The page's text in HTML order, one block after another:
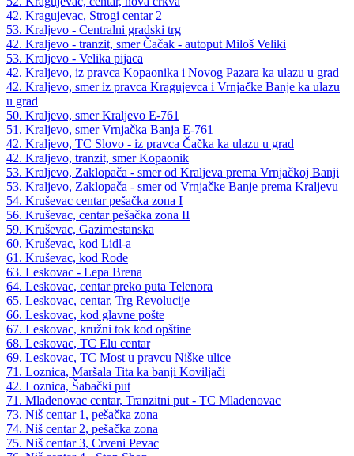
42. Kragujevac, Strogi centar 2
53. Kraljevo - Centralni gradski trg
42. Kraljevo - tranzit, smer Čačak - autoput Miloš Veliki
53. Kraljevo - Velika pijaca
42. Kraljevo, iz pravca Kopaonika i Novog Pazara ka ulazu u grad
42. Kraljevo, smer iz pravca Kragujevca i Vrnjačke Banje ka ulazu
u grad
50. Kraljevo, smer Kraljevo E-761
51. Kraljevo, smer Vrnjačka Banja E-761
42. Kraljevo, TC Slovo - iz pravca Čačka ka ulazu u grad
42. Kraljevo, tranzit, smer Kopaonik
53. Kraljevo, Zaklopača - smer od Kraljeva prema Vrnjačkoj Banji
53. Kraljevo, Zaklopača - smer od Vrnjačke Banje prema Kraljevu
54. Kruševac centar pešačka zona I
56. Kruševac, centar pešačka zona II
59. Kruševac, Gazimestanska
60. Kruševac, kod Lidl-a
61. Kruševac, kod Rode
63. Leskovac - Lepa Brena
64. Leskovac, centar preko puta Telenora
65. Leskovac, centar, Trg Revolucije
66. Leskovac, kod glavne pošte
67. Leskovac, kružni tok kod opštine
68. Leskovac, TC Elu centar
69. Leskovac, TC Most u pravcu Niške ulice
71. Loznica, Maršala Tita ka banji Koviljači
42. Loznica, Šabački put
71. Mladenovac centar, Tranzitni put - TC Mladenovac
73. Niš centar 1, pešačka zona
74. Niš centar 2, pešačka zona
75. Niš centar 3, Crveni Pevac